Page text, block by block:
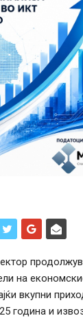
на
вкупни
година и